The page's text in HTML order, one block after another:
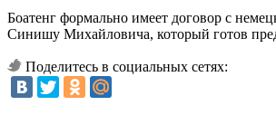
Боатенг формально имеет договор с
Синишу Михайловича, который готов
Поделитесь в социальных сетях: